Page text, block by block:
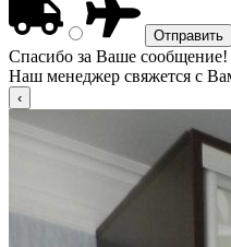
Спасибо за Ваше сообщение!
Наш менеджер свяжется с